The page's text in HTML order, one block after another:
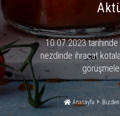
10.07.2023 tarihinde
nezdinde ihracat
Anasayfa